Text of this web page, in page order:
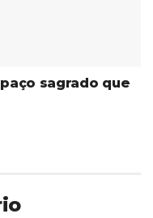
sagrado que